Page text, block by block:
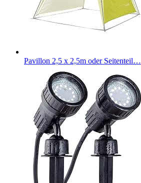
Pavillon 2,5 x 2,5m oder Seitenteil…